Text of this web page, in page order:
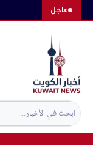
عاجلالتجاوز